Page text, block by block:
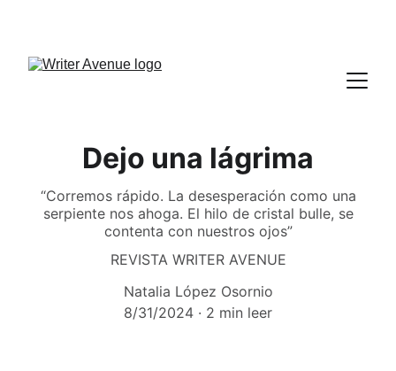
Dejo una lágrima
“Corremos rápido. La desesperación como una
serpiente nos ahoga. El hilo de cristal bulle, se
contenta con nuestros ojos”
REVISTA WRITER AVENUE
Natalia López Osornio
8/31/2024
2 min leer